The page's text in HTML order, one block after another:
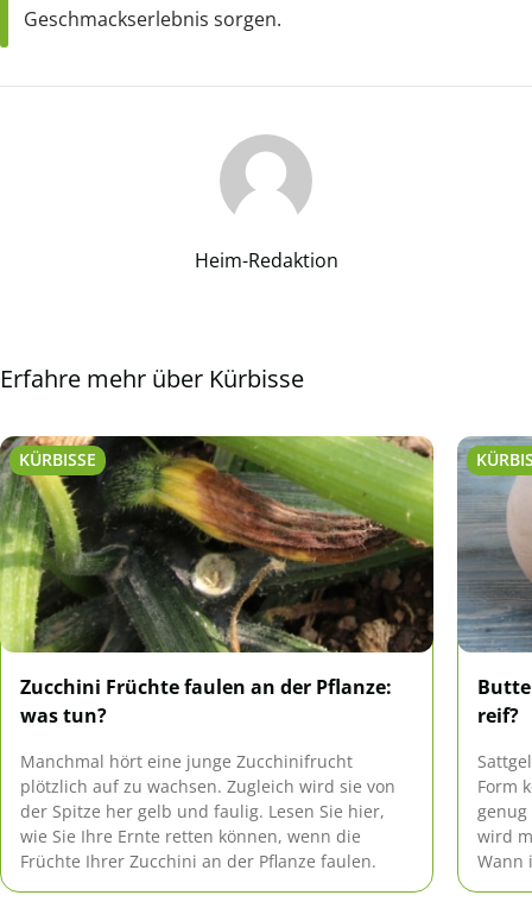
Geschmackserlebnis sorgen.
Heim-Redaktion
Erfahre mehr über Kürbisse
KÜRBISSE
Zucchini Früchte faulen an der Pflanze:
was tun?
Manchmal hört eine junge Zucchinifrucht
plötzlich auf zu wachsen. Zugleich wird sie von
der Spitze her gelb und faulig. Lesen Sie hier,
wie Sie Ihre Ernte retten können, wenn die
Früchte Ihrer Zucchini an der Pflanze faulen.
reif?
Form
wird
Wann